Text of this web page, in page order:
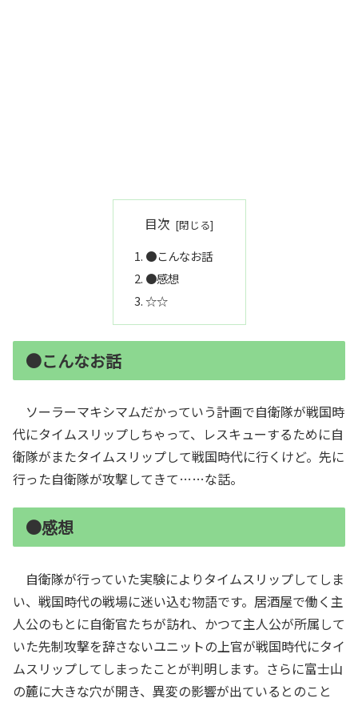
目次
●こんなお話
●感想
☆☆
●こんなお話
ソーラーマキシマムだかっていう計画で自衛隊が戦国時
代にタイムスリップしちゃって、レスキューするために自
衛隊がまたタイムスリップして戦国時代に行くけど。先に
行った自衛隊が攻撃してきて……な話。
●感想
自衛隊が行っていた実験によりタイムスリップしてしま
い、戦国時代の戦場に迷い込む物語です。居酒屋で働く主
人公のもとに自衛官たちが訪れ、かつて主人公が所属して
いた先制攻撃を辞さないユニットの上官が戦国時代にタイ
ムスリップしてしまったことが判明します。さらに富士山
の麓に大きな穴が開き、異変の影響が出ているとのこと